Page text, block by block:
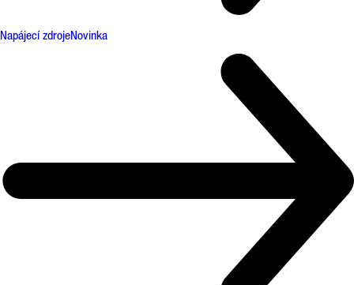
Napájecí zdrojeNovinka